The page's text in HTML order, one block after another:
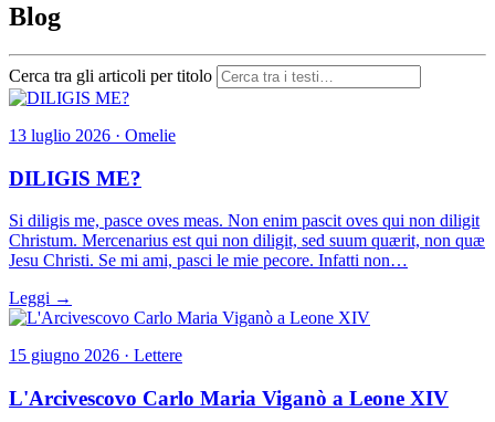
Blog
Cerca tra gli articoli per titolo
13 luglio 2026 · Omelie
DILIGIS ME?
Si diligis me, pasce oves meas. Non enim pascit oves qui non diligit
Christum. Mercenarius est qui non diligit, sed suum quærit, non quæ
Jesu Christi. Se mi ami, pasci le mie pecore. Infatti non…
Leggi →
15 giugno 2026 · Lettere
L'Arcivescovo Carlo Maria Viganò a Leone XIV